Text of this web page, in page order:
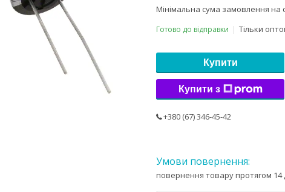
Мінімальна сума замовлення на
Готово до відправки Тільки
Купити
Купити з
+380 (67) 346-45-42
повернення товару протягом 14